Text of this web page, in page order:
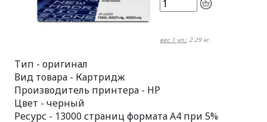
вес 1 уп.: 2.29 кг.
Тип - оригинал
Вид товара - Картридж
Производитель принтера - HP
Цвет - черный
Ресурс - 13000 страниц формата А4 при 5%